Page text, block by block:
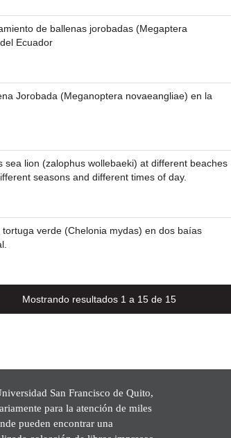
de ballenas jorobadas (Megaptera
Ecuador
Jorobada (Meganoptera novaeangliae) en la
sea lion (zalophus wollebaeki) at different beaches
seasons and different times of day.
verde (Chelonia mydas) en dos baías
Mostrando resultados 1 a 15 de 15
San Francisco de Quito,
para la atención de miles
pueden encontrar una